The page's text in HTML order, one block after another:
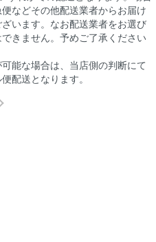
などその他配送業者からお届け
います。なお配送業者をお選び
きません。予めご了承ください
可能な場合は、当店側の判断にて
配送となります。